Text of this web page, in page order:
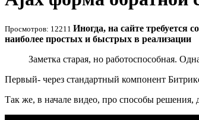
Просмотров: 12211 Иногда, на сайте требуется
наиболее простых и быстрых в реализации
Заметка старая, но работоспособная.
Первый- через стандартный компонент
Так же, в начале видео, про способы решения,